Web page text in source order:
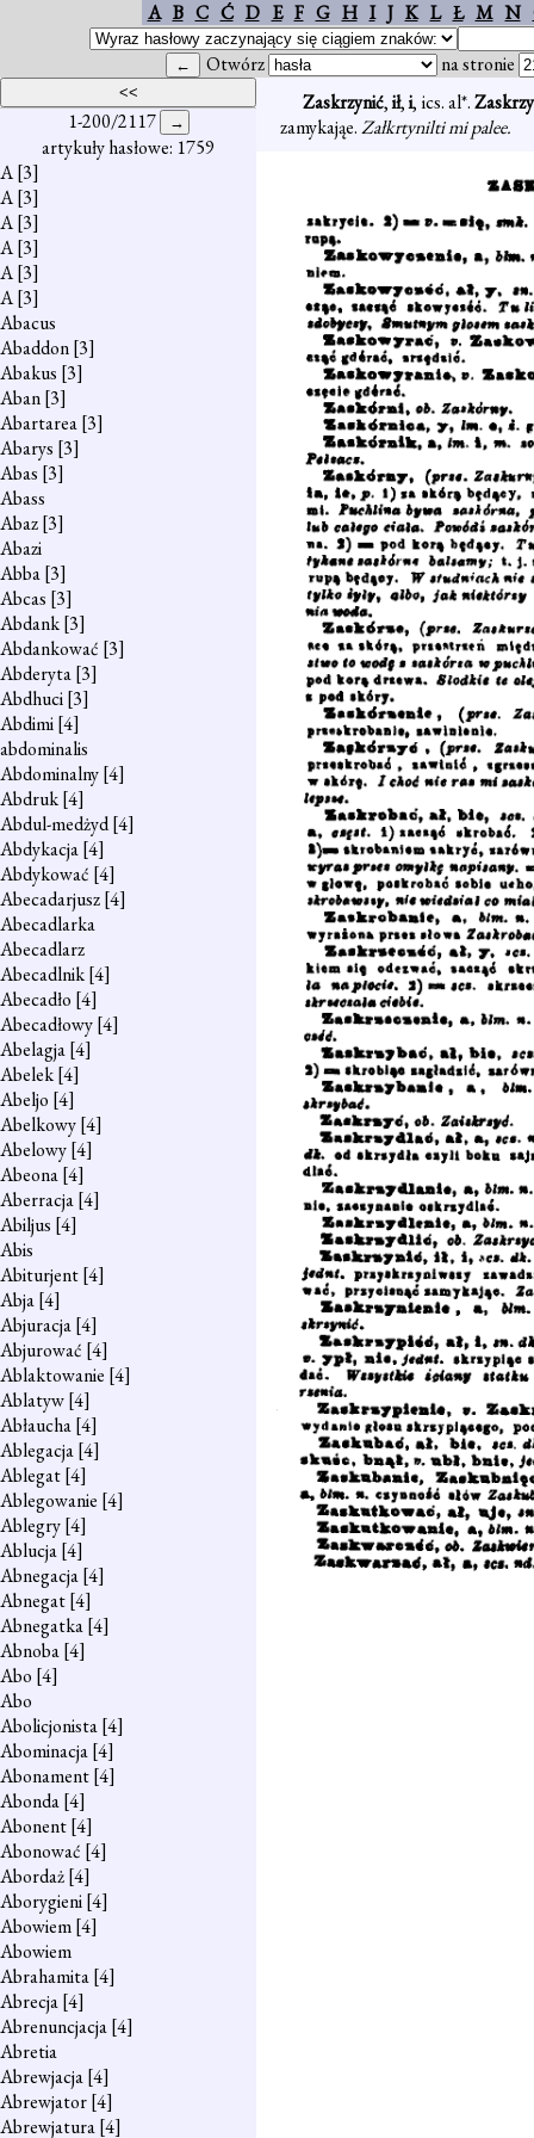
A B C Ć D E F G H I J K L Ł M N
Otwórz na stronie
1-200/2117
artykuły hasłowe: 1759
A[3]
A[3]
A[3]
A[3]
A[3]
A[3]
Abacus
Abaddon[3]
Abakus [3]
Aban[3]
Abartarea[3]
Abarys [3]
Abas [3]
Abass
Abaz[3]
Abazi
Abba[3]
Abcas [3]
Abdank[3]
Abdankować [3]
Abderyta[3]
Abdhuci[3]
Abdimi[4]
abdominalis
Abdominalny[4]
Abdruk[4]
Abdul-medżyd[4]
Abdykacja[4]
Abdykować [4]
Abecadarjusz[4]
Abecadlarka
Abecadlarz
Abecadlnik[4]
Abecadło [4]
Abecadłowy[4]
Abelagja[4]
Abelek[4]
Abeljo [4]
Abelkowy[4]
Abelowy[4]
Abeona[4]
Aberracja[4]
Abiljus [4]
Abis
Abiturjent[4]
Abja[4]
Abjuracja[4]
Abjurować [4]
Ablaktowanie [4]
Ablatyw[4]
Abłaucha[4]
Ablegacja[4]
Ablegat[4]
Ablegowanie [4]
Ablegry[4]
Ablucja[4]
Abnegacja[4]
Abnegat[4]
Abnegatka[4]
Abnoba[4]
Abo [4]
Abo
Abolicjonista[4]
Abominacja[4]
Abonament[4]
Abonda[4]
Abonent[4]
Abonować [4]
Abordaż[4]
Aborygieni[4]
Abowiem[4]
Abowiem
Abrahamita[4]
Abrecja[4]
Abrenuncjacja[4]
Abretia
Abrewjacja[4]
Abrewjator[4]
Abrewjatura[4]
Zaskrzynić,ił,i, ics. al*.
zamykająe.Załkrtynilti mi palee.